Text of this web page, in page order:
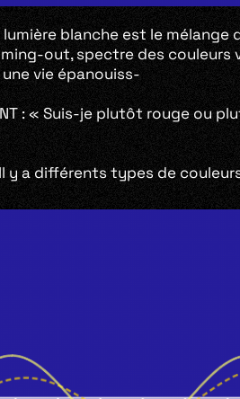
blanche est le mélange
out, spectre des couleurs
vie épanouiss-
: « Suis-je plutôt rouge ou
y a différents types de